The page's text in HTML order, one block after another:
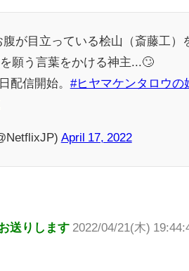
が目立っている桧山（斎藤工）
願う言葉をかける神主...🙄
配信開始。 #ヒヤマケンタロウの
April 17, 2022
送りします 2022/04/21(木)